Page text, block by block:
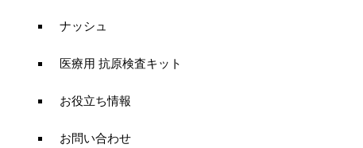
ナッシュ
医療用 抗原検査キット
お役立ち情報
お問い合わせ